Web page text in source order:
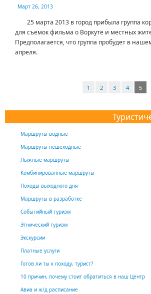
Март 26, 2013
25 марта 2013 в город прибыла группа
для съемок фильма о Воркуте и местных
Предполагается, что группа пробудет в
апреля.
1 2 3 4 5
Маршруты водные
Маршруты пешеходные
Лыжные маршруты
Комбинированные маршруты
Походы выходного дня
Маршруты в разработке
Событийный туризм
Этнический туризм
Экскурсии
Платные услуги
Готов ли ты к походу, турист?
10 причин, почему стоит обратиться в наш Центр
Авиа и ж/д расписание